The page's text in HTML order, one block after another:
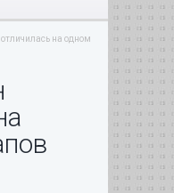
на одном